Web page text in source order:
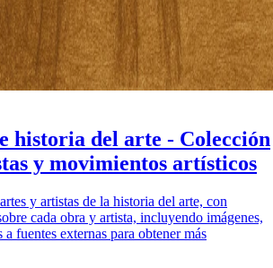
historia del arte - Colección
y movimientos artísticos
y artistas de la historia del arte, con
cada obra y artista, incluyendo imágenes,
fuentes externas para obtener más